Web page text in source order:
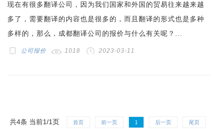
现在有很多翻译公司，因为我们国家和外国的贸易往来越来越
多了，需要翻译的内容也是很多的，而且翻译的形式也是多种
多样的，那么，成都翻译公司的报价与什么有关呢？...
公司报价 1018 2023-03-11
共4条 当前1/1页 首页 前一页 1 后一页 尾页